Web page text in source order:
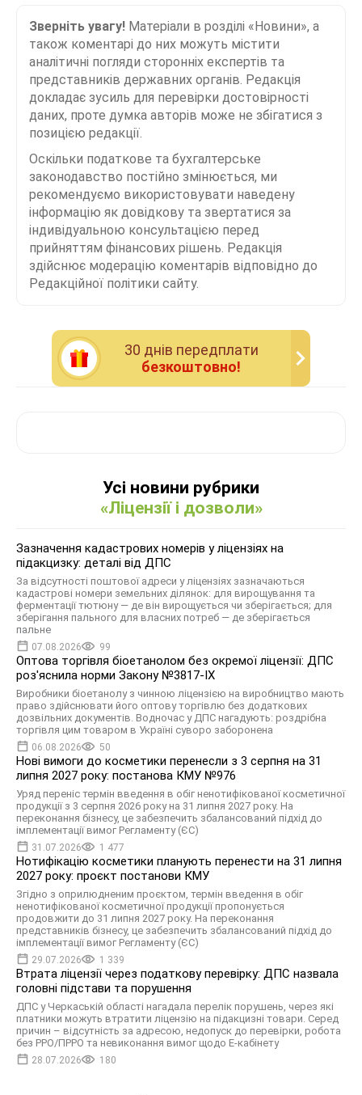
Зверніть увагу! Матеріали в розділі «Новини», а
також коментарі до них можуть містити
аналітичні погляди сторонніх експертів та
представників державних органів. Редакція
докладає зусиль для перевірки достовірності
даних, проте думка авторів може не збігатися з
позицією редакції.
Оскільки податкове та бухгалтерське
законодавство постійно змінюється, ми
рекомендуємо використовувати наведену
інформацію як довідкову та звертатися за
індивідуальною консультацією перед
прийняттям фінансових рішень. Редакція
здійснює модерацію коментарів відповідно до
Редакційної політики сайту.
30 днiв передплати
безкоштовно!
Усі новини рубрики
«Ліцензії і дозволи»
Зазначення кадастрових номерів у ліцензіях на
підакцизку: деталі від ДПС
За відсутності поштової адреси у ліцензіях зазначаються
кадастрові номери земельних ділянок: для вирощування та
ферментації тютюну — де він вирощується чи зберігається; для
зберігання пального для власних потреб — де зберігається
пальне
07.08.2026 99
Оптова торгівля біоетанолом без окремої ліцензії: ДПС
роз'яснила норми Закону №3817-IX
Виробники біоетанолу з чинною ліцензією на виробництво мають
право здійснювати його оптову торгівлю без додаткових
дозвільних документів. Водночас у ДПС нагадують: роздрібна
торгівля цим товаром в Україні суворо заборонена
06.08.2026 50
Нові вимоги до косметики перенесли з 3 серпня на 31
липня 2027 року: постанова КМУ №976
Уряд переніс термін введення в обіг ненотифікованої косметичної
продукції з 3 серпня 2026 року на 31 липня 2027 року. На
переконання бізнесу, це забезпечить збалансований підхід до
імплементації вимог Регламенту (ЄС)
31.07.2026 1 477
Нотифікацію косметики планують перенести на 31 липня
2027 року: проєкт постанови КМУ
Згідно з оприлюдненим проєктом, термін введення в обіг
ненотифікованої косметичної продукції пропонується
продовжити до 31 липня 2027 року. На переконання
представників бізнесу, це забезпечить збалансований підхід до
імплементації вимог Регламенту (ЄС)
29.07.2026 1 339
Втрата ліцензії через податкову перевірку: ДПС назвала
головні підстави та порушення
ДПС у Черкаській області нагадала перелік порушень, через які
платники можуть втратити ліцензію на підакцизні товари. Серед
причин – відсутність за адресою, недопуск до перевірки, робота
без РРО/ПРРО та невиконання вимог щодо Е-кабінету
28.07.2026 180